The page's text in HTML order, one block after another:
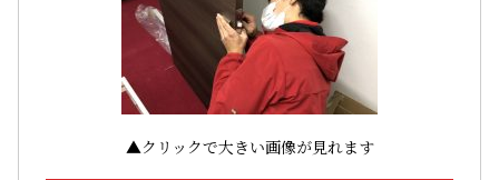
▲クリックで大きい画像が見れます